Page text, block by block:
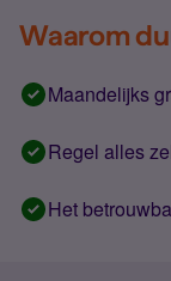
Waarom
Maandelijks
Regel alles
Het